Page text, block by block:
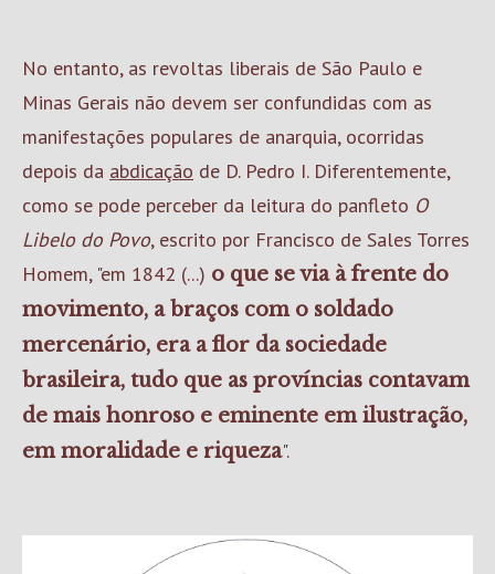
No entanto, as revoltas liberais de São Paulo e
Minas Gerais não devem ser confundidas com as
manifestações populares de anarquia, ocorridas
depois da abdicação de D. Pedro I. Diferentemente,
como se pode perceber da leitura do panfleto O
Libelo do Povo, escrito por Francisco de Sales Torres
Homem, "em 1842 (...) o que se via à frente do
movimento, a braços com o soldado
mercenário, era a flor da sociedade
brasileira, tudo que as províncias contavam
de mais honroso e eminente em ilustração,
em moralidade e riqueza".